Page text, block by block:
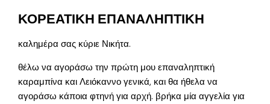
ΚΟΡΕΑΤΙΚΗ ΕΠΑΝΑΛΗΠΤΙΚΗ
καλημέρα σας κύριε Νικήτα.
θέλω να αγοράσω την πρώτη μου επαναληπτική
καραμπίνα και Λειόκαννο γενικά, και θα ήθελα να
αγοράσω κάποια φτηνή για αρχή. βρήκα μία αγγελία για